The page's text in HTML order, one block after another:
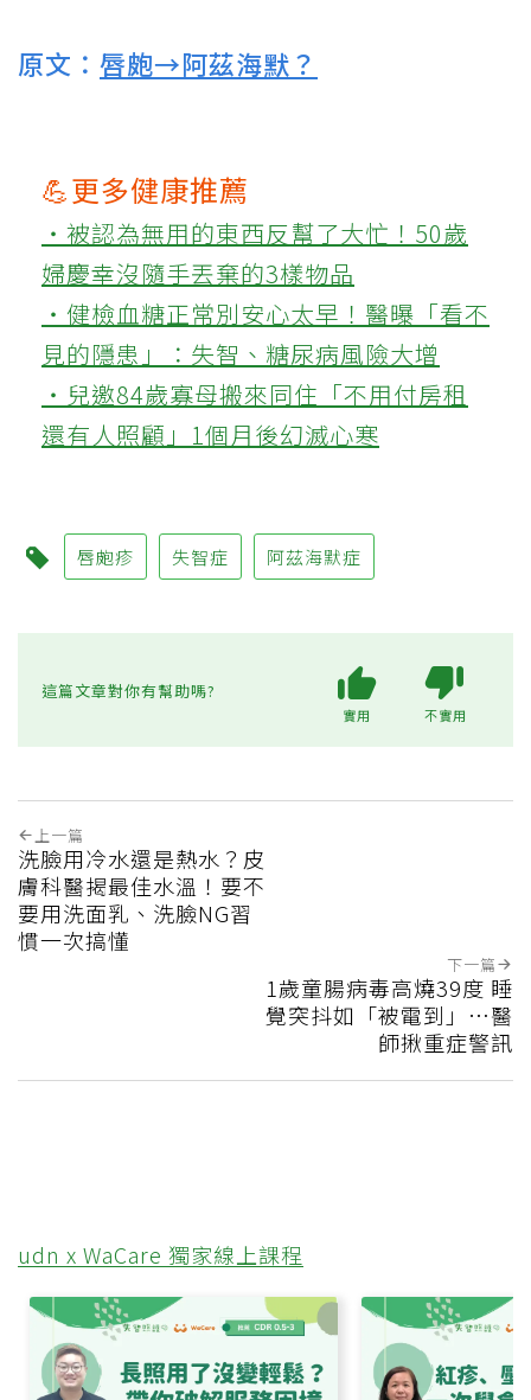
原文： 唇皰→阿茲海默？
💪更多健康推薦
‧被認為無用的東西反幫了大忙！50歲
婦慶幸沒隨手丟棄的3樣物品
‧健檢血糖正常別安心太早！醫曝「看不
見的隱患」：失智、糖尿病風險大增
‧兒邀84歲寡母搬來同住「不用付房租
還有人照顧」1個月後幻滅心寒
唇皰疹 失智症 阿茲海默症
這篇文章對你有幫助嗎?
實用 不實用
上一篇
洗臉用冷水還是熱水？皮
膚科醫揭最佳水溫！要不
要用洗面乳、洗臉NG習
慣一次搞懂
下一篇
1歲童腸病毒高燒39度 睡
覺突抖如「被電到」…醫
師揪重症警訊
udn x WaCare 獨家線上課程